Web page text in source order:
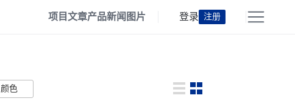
项目文章产品新闻 图片 登录 注册
颜色